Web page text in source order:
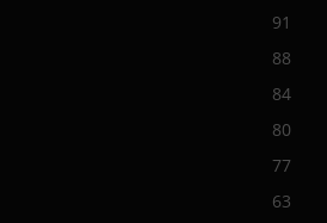
91
88
84
80
77
63